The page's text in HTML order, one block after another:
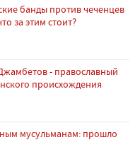
банды против чеченцев
за этим стоит?
- православный
происхождения
мусульманам: прошло